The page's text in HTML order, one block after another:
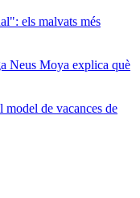
els malvats més
Neus Moya explica què
de vacances de